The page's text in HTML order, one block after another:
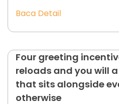
Baca Detail
Four greeting
reloads and you will
that sits alongside
otherwise